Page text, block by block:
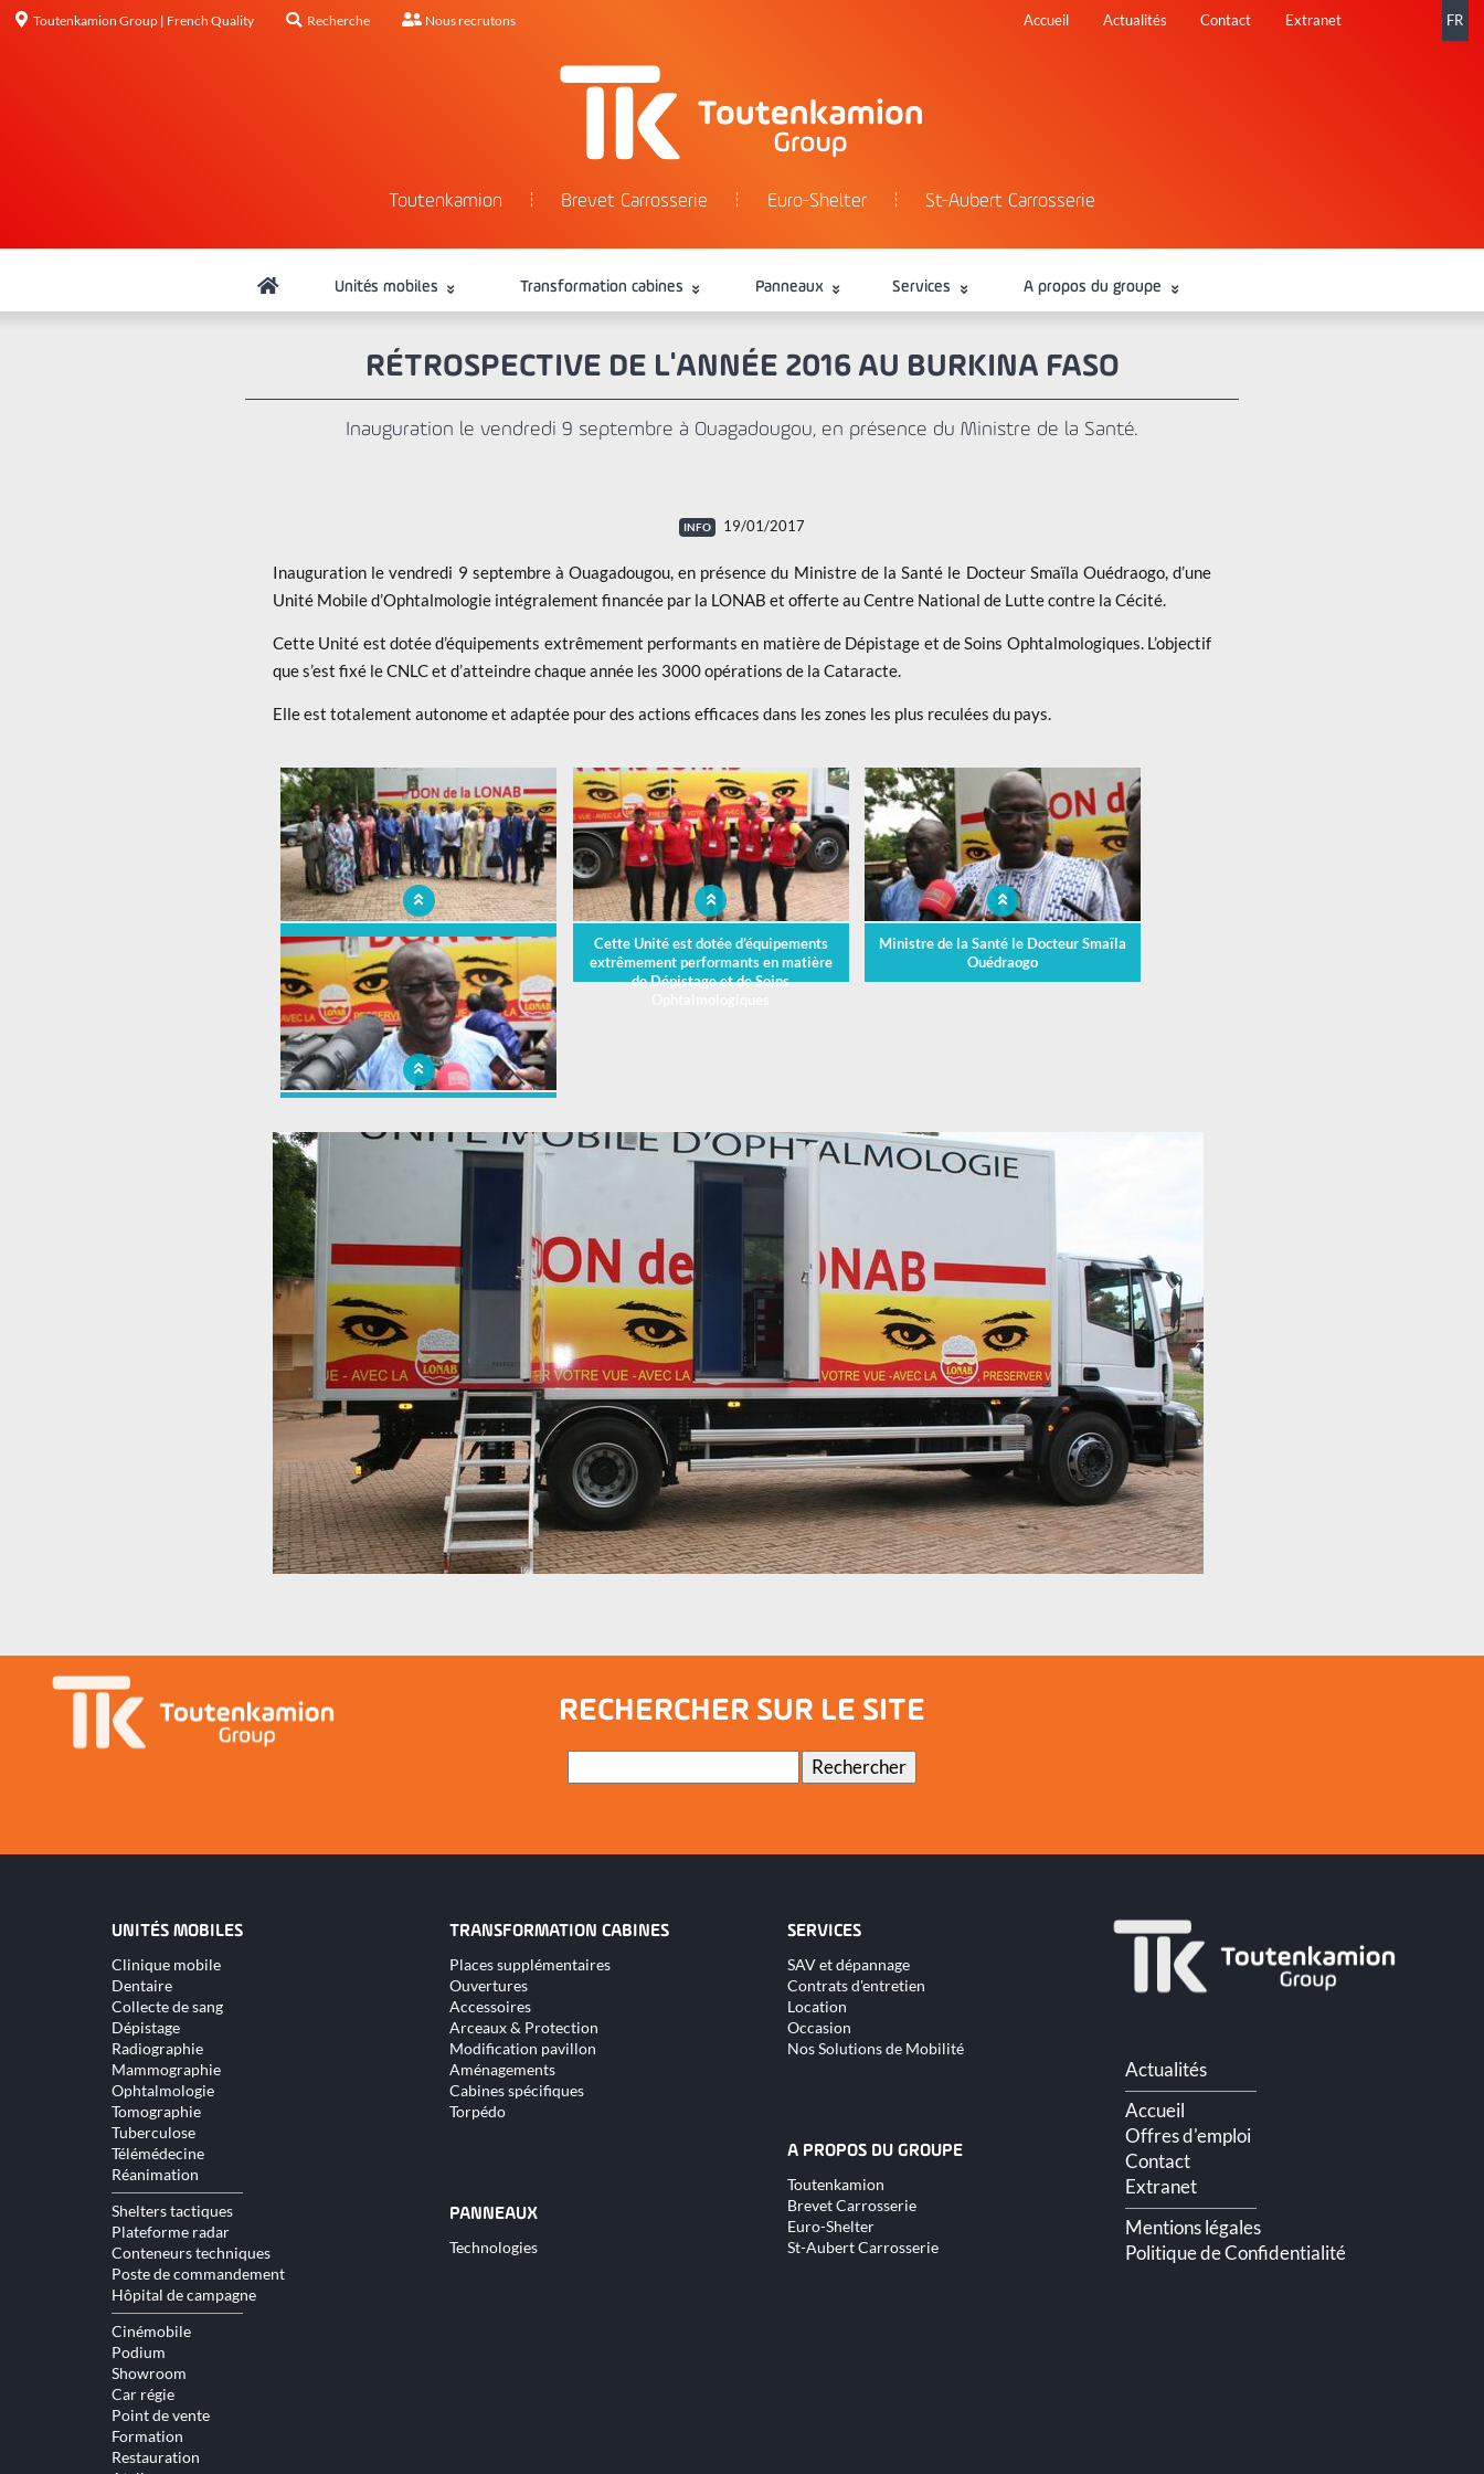
Toutenkamion Group | French Quality Recherche Nous recrutons
auAccueil Actualités Contact Extranet FR
Toutenkamion Brevet Carrosserie Euro-Shelter St-Aubert Carrosserie
Unités mobiles Transformation cabines Panneaux Services A propos du groupe
RÉTROSPECTIVE DE L'ANNÉE 2016 AU BURKINA FASO
Inauguration le vendredi 9 septembre à Ouagadougou, en présence du Ministre de la Santé.
19/01/2017
Inauguration le vendredi 9 septembre à Ouagadougou, en présence du Ministre de la Santé le Docteur Smaïla Ouédraogo, d’une
Unité Mobile d’Ophtalmologie intégralement financée par la LONAB et offerte au Centre National de Lutte contre la Cécité.
Cette Unité est dotée d’équipements extrêmement performants en matière de Dépistage et de Soins Ophtalmologiques. L’objectif
que s’est fixé le CNLC et d’atteindre chaque année les 3000 opérations de la Cataracte.
Elle est totalement autonome et adaptée pour des actions efficaces dans les zones les plus reculées du pays.
Unité Mobile d’Ophtalmologie
intégralement financée par la LONAB
et offerte au Centre National de Lutte
contre la Cécité.
Cette Unité est dotée d’équipements
extrêmement performants en matière
de Dépistage et de Soins
Ministre de la Santé le Docteur Smaïla
Ouédraogo
présence du Ministre de la Santé
RECHERCHER SUR LE SITE
Mots-
Rechercher
UNITÉS MOBILES
Aller
au
contenu
Clinique mobile
Dentaire
Collecte de sang
Dépistage
Radiographie
Mammographie
Ophtalmologie
Tomographie
Tuberculose
Télémédecine
Réanimation
Shelters tactiques
Plateforme radar
Conteneurs techniques
Poste de commandement
Hôpital de campagne
Cinémobile
Podium
Showroom
Car régie
Point de vente
Formation
Restauration
TRANSFORMATION CABINES
Aller
au
contenu
Places supplémentaires
Ouvertures
Accessoires
Arceaux & Protection
Modification pavillon
Aménagements
Cabines spécifiques
Torpédo
PANNEAUX
Aller
Technologies
SERVICES
Aller
au
contenu
SAV et dépannage
Contrats d'entretien
Location
Occasion
Nos Solutions de Mobilité
A PROPOS DU GROUPE
Aller
au
contenu
Toutenkamion
Brevet Carrosserie
Euro-Shelter
St-Aubert Carrosserie
Aller
au
contenu
Actualités
Accueil
Offres d'emploi
Contact
Extranet
Mentions légales
Politique de Confidentialité